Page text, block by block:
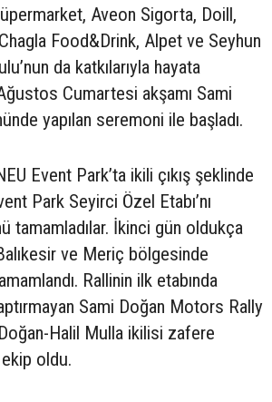
Aveon Sigorta, Doill,
Food&Drink, Alpet ve Seyhun
da katkılarıyla hayata
Cumartesi akşamı Sami
yapılan seremoni ile başladı.
Event Park’ta ikili çıkış şeklinde
Park Seyirci Özel Etabı’nı
tamamladılar. İkinci gün oldukça
ve Meriç bölgesinde
Rallinin ilk etabında
Sami Doğan Motors Rally
Halil Mulla ikilisi zafere
ekip oldu.